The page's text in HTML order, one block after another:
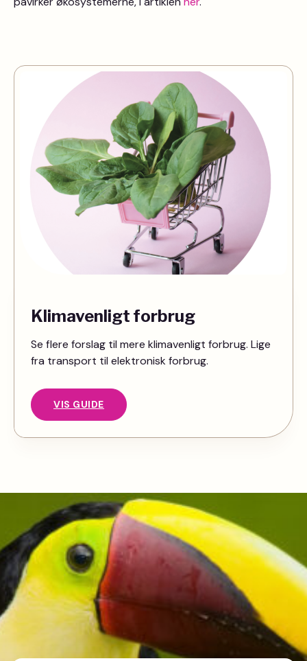
Klimavenligt forbrug
Se flere forslag til mere klimavenligt forbrug. Lige
fra transport til elektronisk forbrug.
VIS GUIDE